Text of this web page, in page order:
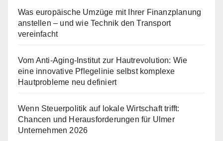
Was europäische Umzüge mit Ihrer Finanzplanung
anstellen – und wie Technik den Transport
vereinfacht
Vom Anti-Aging-Institut zur Hautrevolution: Wie
eine innovative Pflegelinie selbst komplexe
Hautprobleme neu definiert
Wenn Steuerpolitik auf lokale Wirtschaft trifft:
Chancen und Herausforderungen für Ulmer
Unternehmen 2026